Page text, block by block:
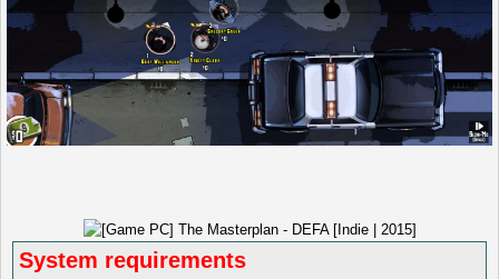
System requirements